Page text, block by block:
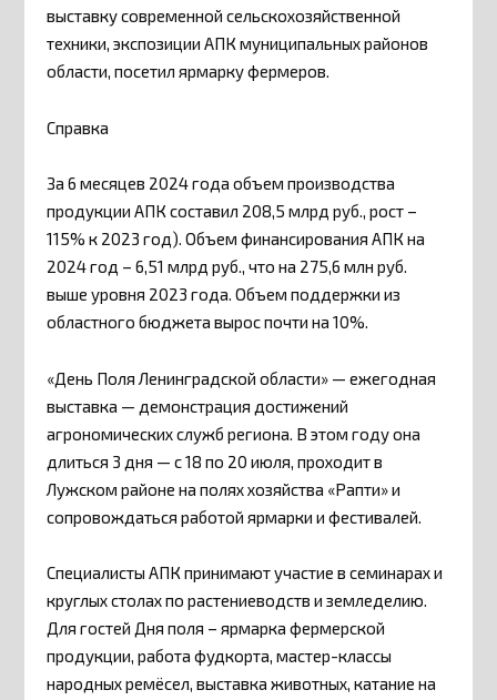
выставку современной сельскохозяйственной
техники, экспозиции АПК муниципальных районов
области, посетил ярмарку фермеров.
Справка
За 6 месяцев 2024 года объем производства
продукции АПК составил 208,5 млрд руб., рост –
115% к 2023 год). Объем финансирования АПК на
2024 год – 6,51 млрд руб., что на 275,6 млн руб.
выше уровня 2023 года. Объем поддержки из
областного бюджета вырос почти на 10%.
«День Поля Ленинградской области» — ежегодная
выставка — демонстрация достижений
агрономических служб региона. В этом году она
длиться 3 дня — с 18 по 20 июля, проходит в
Лужском районе на полях хозяйства «Рапти» и
сопровождаться работой ярмарки и фестивалей.
Специалисты АПК принимают участие в семинарах и
круглых столах по растениеводств и земледелию.
Для гостей Дня поля – ярмарка фермерской
продукции, работа фудкорта, мастер-классы
народных ремёсел, выставка животных, катание на